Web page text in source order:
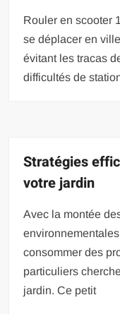
Rouler en scooter
se déplacer en
évitant les tracas
difficultés de
Stratégies
votre jardin
Avec la montée
consommer des
particuliers
jardin. Ce petit